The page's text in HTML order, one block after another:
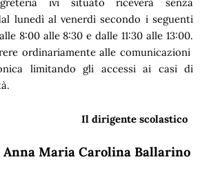
lunedì al venerdì secondo i seguenti
8:00 alle 8:30 e dalle 11:30 alle 13:00.
ordinariamente alle comunicazioni
limitando gli accessi ai casi di
Il dirigente scolastico
Anna Maria Carolina Ballarino